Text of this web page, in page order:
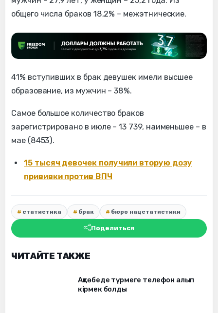
общего числа браков 18,2% – межэтнические.
41% вступивших в брак девушек имели высшее
образование, из мужчин – 38%.
Самое большое количество браков
зарегистрировано в июле – 13 739, наименьшее – в
мае (8453).
15 тысяч девочек получили вторую дозу
прививки против ВПЧ
статистика брак бюро нацстатистики
Поделиться
ЧИТАЙТЕ ТАКЖЕ
Ақтөбеде түрмеге телефон алып
кірмек болды